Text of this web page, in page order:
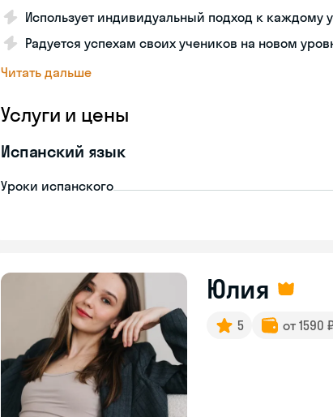
Использует индивидуальный подход к каждому
Радуется успехам своих учеников на новом
Читать дальше
Услуги и цены
Испанский язык
Уроки испанского
Юлия
5 от 1590